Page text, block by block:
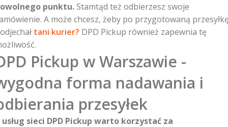
punktu.Stamtąd też odbierzesz swoje
A może chcesz, żeby po przygotowaną
tani kurier? DPD Pickup również zapewnia tę
Pickup w Warszawie -
forma nadawania i
przesyłek
usług sieci DPD Pickup warto korzystać za